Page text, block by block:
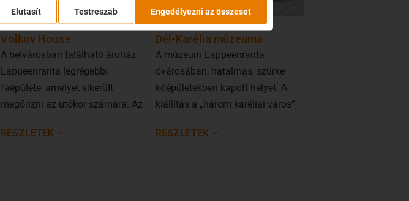
Volkov House
A belvárosban található áruház
Lappeenranta legrégebbi
faépülete, amelyet sikerült
megőrizni az utókor számára. Az
ház egyes részei 1826 és 1905
között épültek. Főként Ivan Volkov
RÉSZLETEK
Dél-Karélia múzeuma
A múzeum Lappeenranta
óvárosában, hatalmas, szürke
kőépületekben kapott helyet. A
kiállítás a „három karéliai város”,
tehát Lappeenranta, Vyborh és
Priozersk történelmét, valamint
RÉSZLETEK
Elutasít Testreszab Engedélyezni az összeset